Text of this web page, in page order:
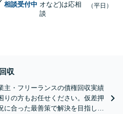
相談受付中 オなど)は応相
談
（平日）
収
主・フリーランスの債権回収実績
りの方もお任せください。仮差押
に合った最善策で解決を目指しま